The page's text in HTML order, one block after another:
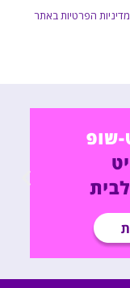
מדיניות הפרטיות באתר